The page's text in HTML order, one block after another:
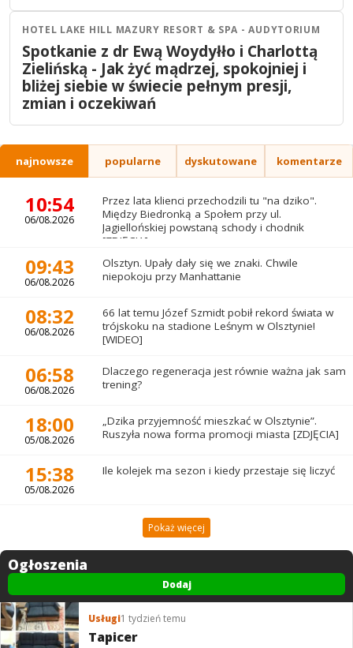
Ostróda Inne
27 MAJ
2026 18:30
HOTEL LAKE HILL MAZURY RESORT & SPA - AUDYTORIUM
Spotkanie z dr Ewą Woydyłło i Charlottą
Zielińską - Jak żyć mądrzej, spokojniej i
bliżej siebie w świecie pełnym presji,
zmian i oczekiwań
najnowsze popularne dyskutowane komentarze
10:54
06/08.2026
Przez lata klienci przechodzili tu "na dziko".
Między Biedronką a Społem przy ul.
Jagiellońskiej powstaną schody i chodnik
[ZDJĘCIA]
09:43
06/08.2026
Olsztyn. Upały dały się we znaki. Chwile
niepokoju przy Manhattanie
08:32
06/08.2026
66 lat temu Józef Szmidt pobił rekord świata w
trójskoku na stadione Leśnym w Olsztynie!
[WIDEO]
06:58
06/08.2026
Dlaczego regeneracja jest równie ważna jak sam
trening?
18:00
05/08.2026
„Dzika przyjemność mieszkać w Olsztynie”.
Ruszyła nowa forma promocji miasta [ZDJĘCIA]
15:38
05/08.2026
Ile kolejek ma sezon i kiedy przestaje się liczyć
Pokaż więcej
Ogłoszenia
Dodaj
Usługi1 tydzień temu
Tapicer